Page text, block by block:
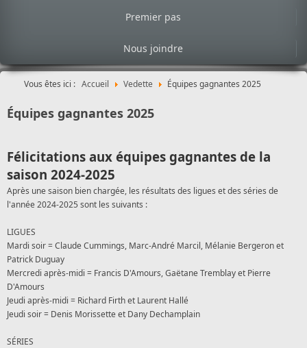
Premier pas
Nous joindre
Vous êtes ici : Accueil Vedette Équipes gagnantes 2025
Équipes gagnantes 2025
Félicitations aux équipes gagnantes de la
saison 2024-2025
Après une saison bien chargée, les résultats des ligues et des séries de
l'année 2024-2025 sont les suivants :
LIGUES
Mardi soir = Claude Cummings, Marc-André Marcil, Mélanie Bergeron et
Patrick Duguay
Mercredi après-midi = Francis D'Amours, Gaëtane Tremblay et Pierre
D'Amours
Jeudi après-midi = Richard Firth et Laurent Hallé
Jeudi soir = Denis Morissette et Dany Dechamplain
SÉRIES